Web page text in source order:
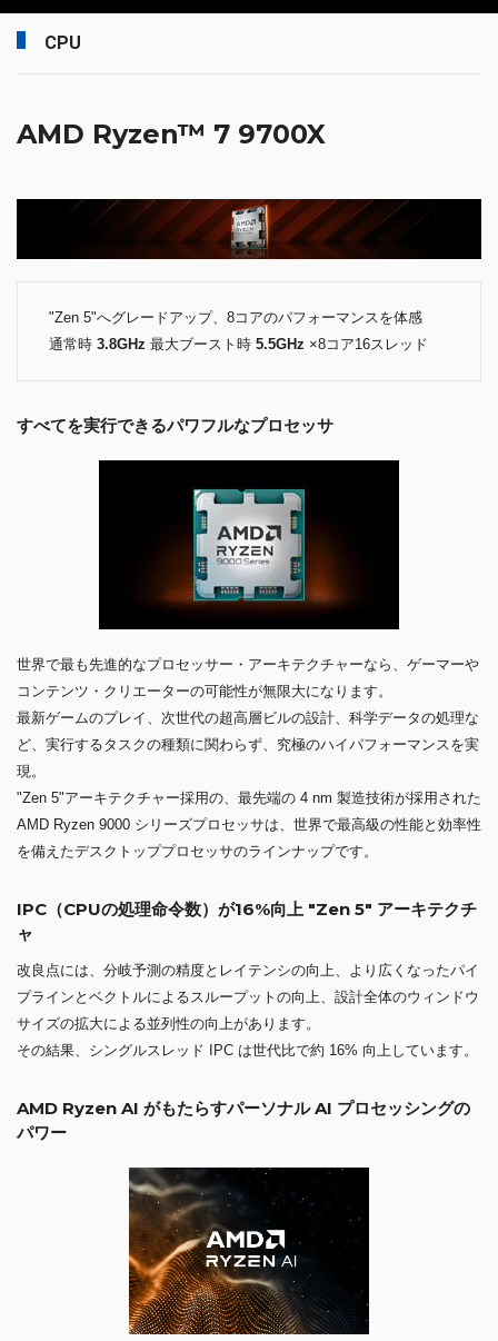
CPU
AMD Ryzen™ 7 9700X
"Zen 5"へグレードアップ、8コアのパフォーマンスを体感
通常時 3.8GHz 最大ブースト時 5.5GHz ×8コア16スレッド
すべてを実行できるパワフルなプロセッサ
世界で最も先進的なプロセッサー・アーキテクチャーなら、ゲーマーや
コンテンツ・クリエーターの可能性が無限大になります。
最新ゲームのプレイ、次世代の超高層ビルの設計、科学データの処理な
ど、実行するタスクの種類に関わらず、究極のハイパフォーマンスを実
現。
"Zen 5"アーキテクチャー採用の、最先端の 4 nm 製造技術が採用された
AMD Ryzen 9000 シリーズプロセッサは、世界で最高級の性能と効率性
を備えたデスクトッププロセッサのラインナップです。
IPC（CPUの処理命令数）が16%向上 "Zen 5" アーキテクチ
ャ
改良点には、分岐予測の精度とレイテンシの向上、より広くなったパイ
プラインとベクトルによるスループットの向上、設計全体のウィンドウ
サイズの拡大による並列性の向上があります。
その結果、シングルスレッド IPC は世代比で約 16% 向上しています。
AMD Ryzen AI がもたらすパーソナル AI プロセッシングの
パワー